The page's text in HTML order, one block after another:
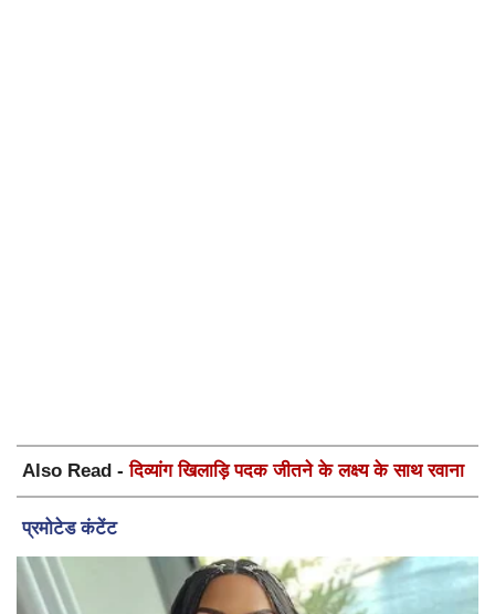
Also Read -दिव्यांग खिलाड़ि पदक जीतने के लक्ष्य के साथ रवाना